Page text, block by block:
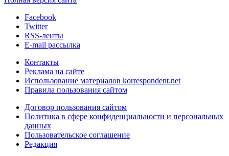
Facebook
Twitter
RSS-ленты
E-mail рассылка
Контакты
Реклама на сайте
Использование материалов korrespondent.net
Правила пользования сайтом
Договор пользования сайтом
Политика в сфере конфиденциальности и персональных
данных
Пользовательское соглашение
Редакция